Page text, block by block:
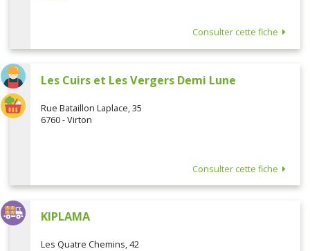
Consulter cette fiche
Les Cuirs et Les Vergers Demi Lune
Rue Bataillon Laplace, 35
6760 - Virton
Consulter cette fiche
KIPLAMA
Les Quatre Chemins, 42